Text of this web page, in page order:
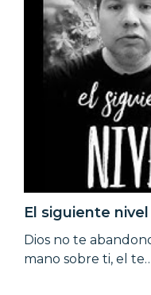
El siguiente nivel
Dios no te
mano sobre ti, el